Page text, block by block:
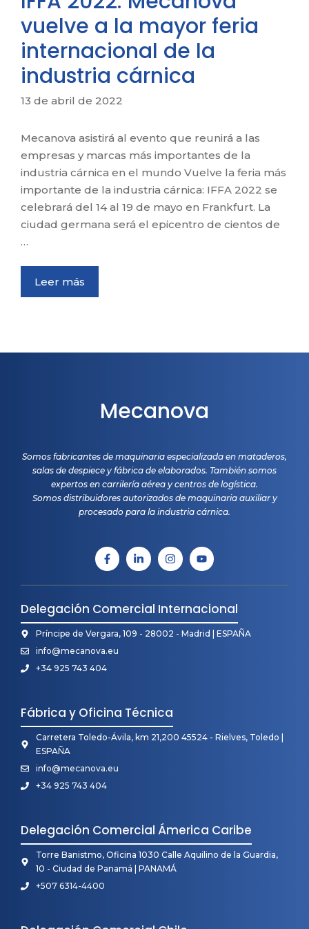
vuelve a la mayor feria
internacional de la
industria cárnica
13 de abril de 2022
Mecanova asistirá al evento que reunirá a las
empresas y marcas más importantes de la
industria cárnica en el mundo Vuelve la feria más
importante de la industria cárnica: IFFA 2022 se
celebrará del 14 al 19 de mayo en Frankfurt. La
ciudad germana será el epicentro de cientos de
…
Leer más
Mecanova
Somos fabricantes de maquinaria especializada en mataderos,
salas de despiece y fábrica de elaborados. También somos
expertos en carrilería aérea y centros de logística.
Somos distribuidores autorizados de maquinaria auxiliar y
procesado para la industria cárnica.
Delegación Comercial Internacional
Príncipe de Vergara, 109 - 28002 - Madrid | ESPAÑA
info@mecanova.eu
+34 925 743 404
Fábrica y Oficina Técnica
Carretera Toledo-Ávila, km 21,200 45524 - Rielves, Toledo |
ESPAÑA
info@mecanova.eu
+34 925 743 404
Delegación Comercial Ámerica Caribe
Torre Banistmo, Oficina 1030 Calle Aquilino de la Guardia,
10 - Ciudad de Panamá | PANAMÁ
+507 6314-4400